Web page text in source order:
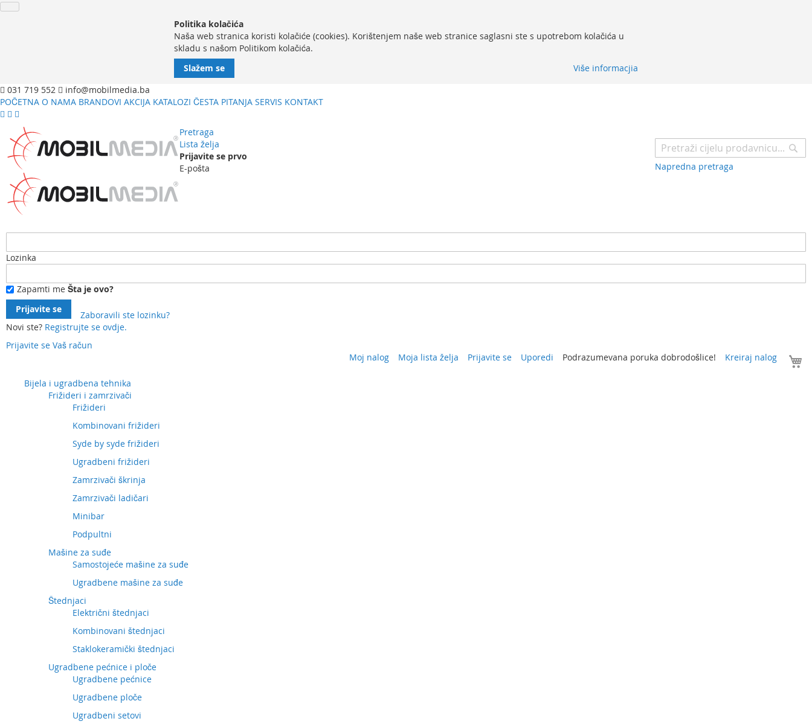
Politika kolačića
Naša web stranica koristi kolačiće (cookies). Korištenjem naše web stranice saglasni ste s upotrebom kolačića u
skladu s našom Politikom kolačića.
Više informacjia
Slažem se
031 719 552
info@mobilmedia.ba
POČETNA O NAMA BRANDOVI AKCIJA KATALOZI ČESTA PITANJA SERVIS KONTAKT
Pretraga
Napredna pretraga
Lista želja
Prijavite se prvo
E-pošta
Lozinka
Zapamti me Šta je ovo?
Prijavite se
Zaboravili ste lozinku?
Novi ste? Registrujte se ovdje.
Prijavite se Vaš račun
Moj nalog Moja lista želja Prijavite se Uporedi Podrazumevana poruka dobrodošlice! Kreiraj nalog
sadržajBijela i ugradbena tehnika
Frižideri i zamrzivači
Frižideri
Kombinovani frižideri
Syde by syde frižideri
Ugradbeni frižideri
Zamrzivači škrinja
Zamrzivači ladičari
Minibar
Podpultni
Mašine za suđe
Samostojeće mašine za suđe
Ugradbene mašine za suđe
Štednjaci
Električni štednjaci
Kombinovani štednjaci
Staklokeramički štednjaci
Ugradbene pećnice i ploče
Ugradbene pećnice
Ugradbene ploče
Ugradbeni setovi